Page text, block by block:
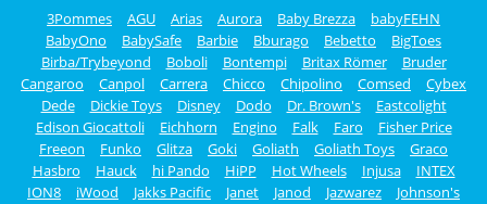
3Pommes AGU Arias Aurora Baby Brezza
babyFEHN
BabyOno
BabySafe Barbie Bburago Bebetto
BigToes
Birba/Trybeyond
Boboli Bontempi Britax Römer
Bruder
Cangaroo
Canpol Carrera Chicco Chipolino Comsed
Cybex
Dede
Dickie Toys Disney Dodo Dr. Brown's
Eastcolight
Edison Giocattoli
Eichhorn Engino Falk Faro
Fisher Price
Freeon
Funko Glitza Goki Goliath Goliath Toys
Graco
Hasbro
Hauck hi Pando HiPP Hot Wheels Injusa
INTEX
ION8
iWood Jakks Pacific Janet Janod Jazwarez
Johnson's